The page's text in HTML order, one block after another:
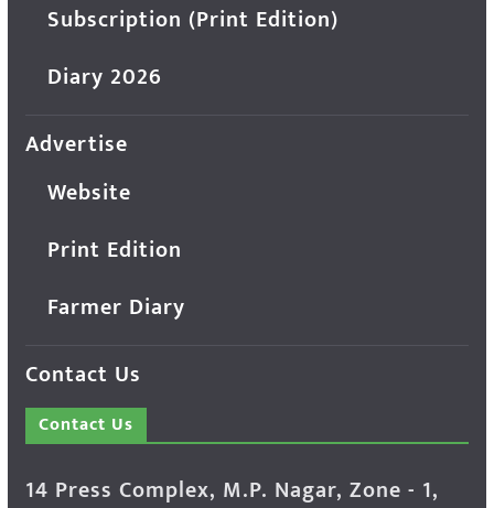
Subscription (Print Edition)
Diary 2026
Advertise
Website
Print Edition
Farmer Diary
Contact Us
Contact Us
14 Press Complex, M.P. Nagar, Zone - 1,